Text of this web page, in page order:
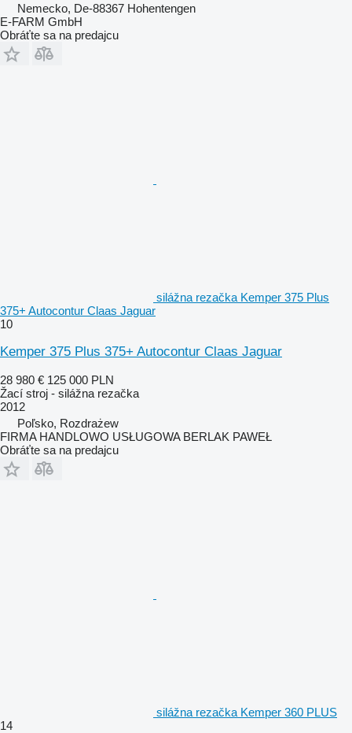
Nemecko, De-88367 Hohentengen
E-FARM GmbH
Obráťte sa na predajcu
silážna rezačka Kemper 375 Plus
375+ Autocontur Claas Jaguar
10
Kemper 375 Plus 375+ Autocontur Claas Jaguar
28 980 € 125 000 PLN
Žací stroj - silážna rezačka
2012
Poľsko, Rozdrażew
FIRMA HANDLOWO USŁUGOWA BERLAK PAWEŁ
Obráťte sa na predajcu
silážna rezačka Kemper 360 PLUS
14